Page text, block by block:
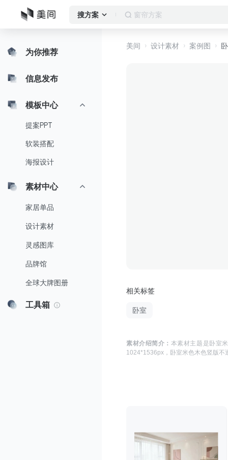
搜方案 窗帘方案
为你推荐
信息发布
模板中心
提案PPT
软装搭配
海报设计
素材中心
家居单品
设计素材
灵感图库
品牌馆
全球大牌图册
工具箱
美间 设计素材 案例图
相关标签
卧室
素材介绍简介： 本素材主题是 卧室
1024*1536px， 卧室米色木色竖版不